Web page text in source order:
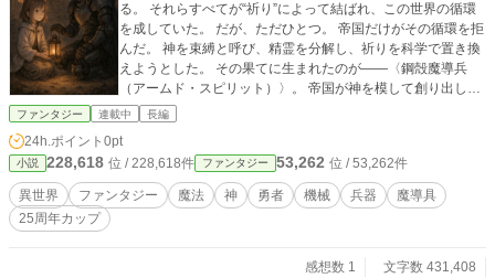
る。 それらすべてが“祈り”によって結ばれ、この世界の循環
を成していた。 だが、ただひとつ。 帝国だけがその循環を拒
んだ。 神を束縛と呼び、精霊を分解し、祈りを科学で置き換
えようとした。 その果てに生まれたのが――〈鋼殻魔導兵
（アームド・スピリット）〉。 帝国が神を模して創り出し
た、生体と機構の融合兵。 その数はわずかで、一体ごとに戦
た、その一体である。 被検体No.25――エイン。 炎の大精霊
の欠片を宿す彼は、祈りを知らぬ兵器でありながら、 ある
日、命令ではなく“意志”で動いた。 戦場で出会った少女ティ
ナ。 絶やされかけた聖火を守る“灯守（ともしもり）”の末
ファンタジー 連載中 長編
24h.ポイント 0pt
小説 228,618 位 / 228,618件 ファンタジー 53,262 位 / 53,262件
異世界 ファンタジー 魔法 神 勇者 機械 兵器
魔導具
25周年カップ
感想数 1
文字数 431,408